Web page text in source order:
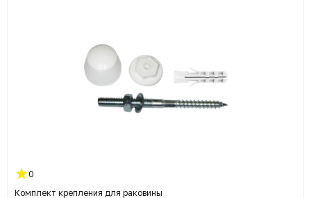
0
Комплект крепления для раковины